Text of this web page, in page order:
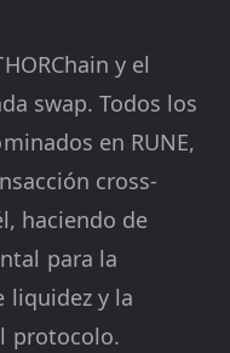
y el
swap. Todos los
en RUNE,
cross-
haciendo de
para la
liquidez y la
protocolo.